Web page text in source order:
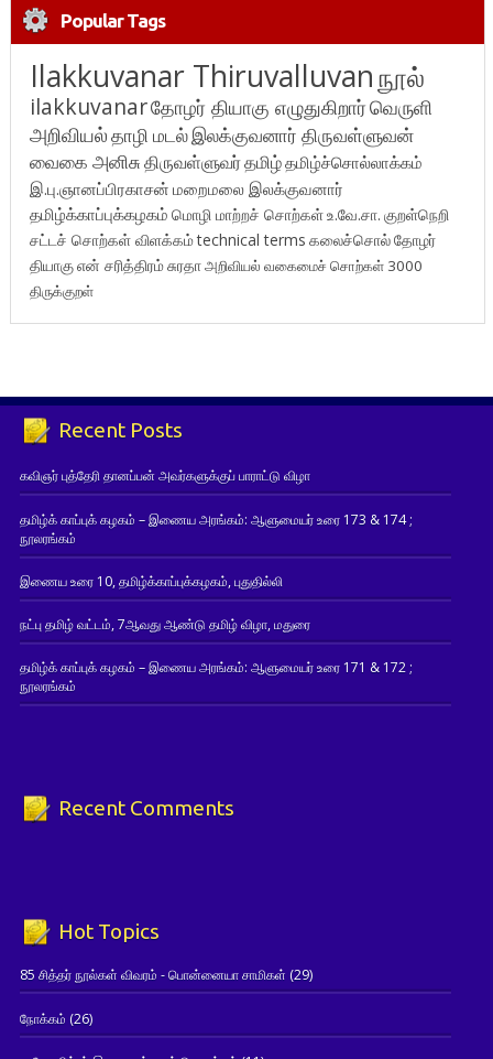
Popular Tags
Ilakkuvanar Thiruvalluvanநூல்
ilakkuvanarதோழர் தியாகு எழுதுகிறார்வெருளி
அறிவியல்தாழி மடல்இலக்குவனார் திருவள்ளுவன்
வைகை அனிசுதிருவள்ளுவர்தமிழ்தமிழ்ச்சொல்லாக்கம்
இ.பு.ஞானப்பிரகாசன் மறைமலை இலக்குவனார்
தமிழ்க்காப்புக்கழகம் மொழி மாற்றச் சொற்கள்உ.வே.சா. குறள்நெறி
சட்டச் சொற்கள் விளக்கம்technical terms கலைச்சொல்தோழர்
தியாகுஎன் சரித்திரம்சுரதாஅறிவியல் வகைமைச் சொற்கள் 3000
திருக்குறள்
Recent Posts
கவிஞர் புத்தேரி தானப்பன் அவர்களுக்குப் பாராட்டு விழா
தமிழ்க் காப்புக் கழகம் – இணைய அரங்கம்: ஆளுமையர் உரை 173 & 174 ;
நூலரங்கம்
இணைய உரை 10, தமிழ்க்காப்புக்கழகம், புதுதில்லி
நட்பு தமிழ் வட்டம், 7ஆவது ஆண்டு தமிழ் விழா, மதுரை
தமிழ்க் காப்புக் கழகம் – இணைய அரங்கம்: ஆளுமையர் உரை 171 & 172 ;
நூலரங்கம்
Recent Comments
Hot Topics
85 சித்தர் நூல்கள் விவரம் - பொன்னையா சாமிகள் (29)
நோக்கம் (26)